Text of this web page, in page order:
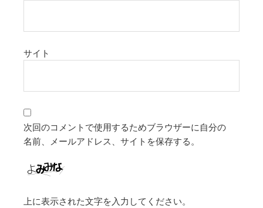
サイト
次回のコメントで使用するためブラウザーに自分の
名前、メールアドレス、サイトを保存する。
上に表示された文字を入力してください。